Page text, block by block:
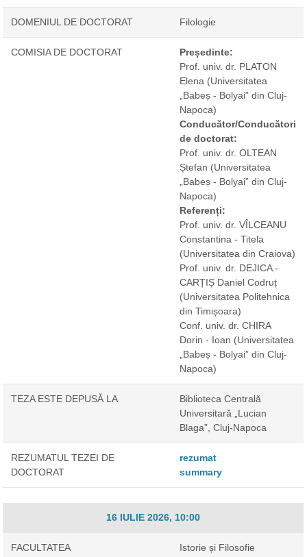
DOMENIUL DE DOCTORAT Filologie
COMISIA DE DOCTORAT
Președinte:
Prof. univ. dr. PLATON
Elena (Universitatea
„Babeș - Bolyai” din Cluj-
Napoca)
Conducător/Conducători
de doctorat:
Prof. univ. dr. OLTEAN
Ștefan (Universitatea
„Babeș - Bolyai” din Cluj-
Napoca)
Referenți:
Prof. univ. dr. VÎLCEANU
Constantina - Titela
(Universitatea din Craiova)
Prof. univ. dr. DEJICA -
CARȚIȘ Daniel Codruț
(Universitatea Politehnica
din Timișoara)
Conf. univ. dr. CHIRA
Dorin - Ioan (Universitatea
„Babeș - Bolyai” din Cluj-
Napoca)
TEZA ESTE DEPUSĂ LA
Biblioteca Centrală
Universitară „Lucian
Blaga”, Cluj-Napoca
REZUMATUL TEZEI DE
DOCTORAT
rezumat
summary
16 IULIE 2026, 10:00
FACULTATEA Istorie și Filosofie